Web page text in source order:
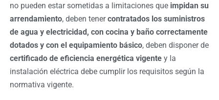
no pueden estar sometidas a limitaciones que impidan su
arrendamiento, deben tenercontratados los suministros
de agua y electricidad, con cocina y baño correctamente
dotados y con el equipamiento básico, deben disponer de
certificado de eficiencia energética vigente y la
instalación eléctrica debe cumplir los requisitos según la
normativa vigente.